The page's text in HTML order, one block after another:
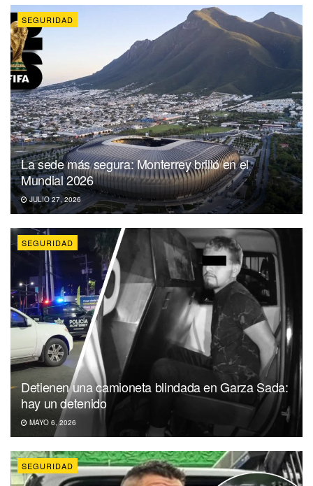
SEGURIDAD
La sede más segura: Monterrey brilló en el
Mundial 2026
JULIO 27, 2026
SEGURIDAD
Detienen una camioneta blindada en Garza Sada:
hay un detenido
MAYO 6, 2026
SEGURIDAD